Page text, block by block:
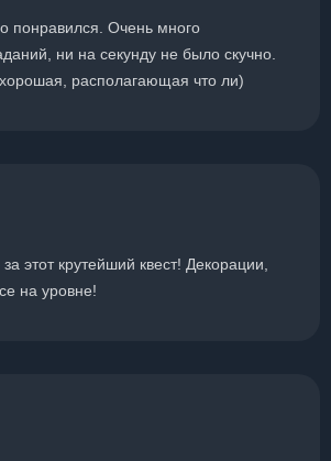
понравился. Очень много
ни на секунду не было скучно.
располагающая что ли)
этот крутейший квест! Декорации,
на уровне!